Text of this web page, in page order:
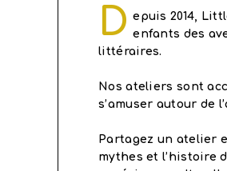
D epuis 2014,
enfants des
littéraires.
Nos ateliers sont
s’amuser autour de
Partagez un atelier
mythes et l’histoire